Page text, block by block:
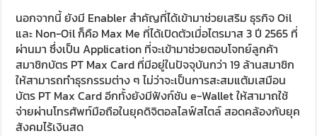
นอกจากนี้ ยังมี Enabler สำคัญที่ได้เข้ามาช่วยเสริม ธุรกิจ Oil
และ Non-Oil ก็คือ Max Me ที่ได้เปิดตัวเมื่อไตรมาส 3 ปี 2565 ที่
ผ่านมา ซึ่งเป็น Application ที่จะเข้ามาช่วยตอบโจทย์ลูกค้า
สมาชิกบัตร PT Max Card ที่มีอยู่ในปัจจุบันกว่า 19 ล้านสมาชิก
ให้สามารถทำธุรกรรมต่าง ๆ ไม่ว่าจะเป็นการสะสมแต้มเสมือน
บัตร PT Max Card อีกทั้งยังมีฟังก์ชัน e-Wallet ให้สามาถใช้
จ่ายผ่านโทรศัพท์มือถือในยุคดิจิตอลไลฟ์สไตล์ สอดคล้องกับยุค
สังคมไร้เงินสด